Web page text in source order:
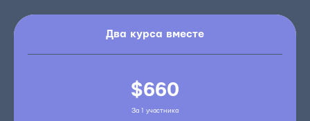
Два курса вместе
$660
За 1 участника